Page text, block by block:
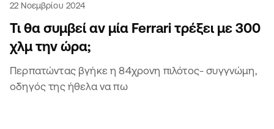
22 Νοεμβρίου 2024
Τι θα συμβεί αν μία Ferrari τρέξει με 300
χλμ την ώρα;
Περπατώντας βγήκε η 84χρονη πιλότος- συγγνώμη,
οδηγός της ήθελα να πω